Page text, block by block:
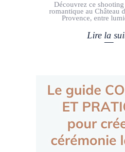
Découvrez ce
romantique au Château
Provence, entre
Lire la